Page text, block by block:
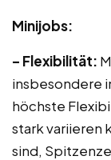
Minijobs:
– Flexibilität:
insbesondere
höchste
stark variieren
sind,